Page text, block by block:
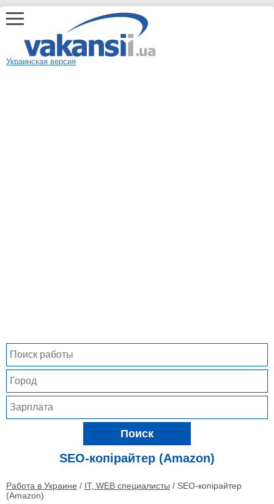
Украинская версия
Поиск
SEO-копірайтер (Amazon)
Работа в Украине / IT, WEB специалисты / SEO-копірайтер
(Amazon)